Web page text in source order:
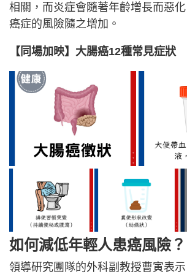
相關，而炎症會隨著年齡增長而惡
癌症的風險隨之增加。
【同場加映】大腸癌12種常見症狀
如何減低年輕人患癌風險？
領導研究團隊的外科副教授曹寅表